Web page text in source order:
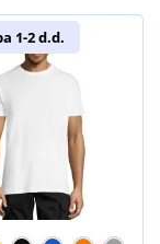
1-2 d.d.